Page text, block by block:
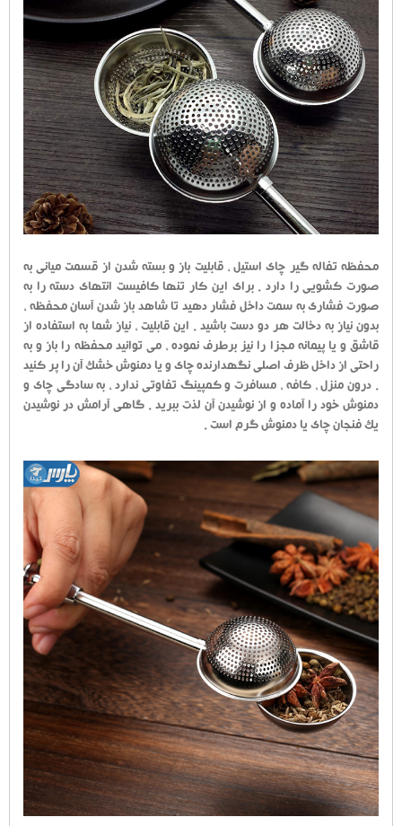
محفظه تفاله گیر چای استیل ، قابلیت باز و بسته شدن از قسمت میانی به
صورت کشویی را دارد . برای این کار تنها کافیست انتهای دسته را به
صورت فشاری به سمت داخل فشار دهید تا شاهد باز شدن آسان محفظه ،
بدون نیاز به دخالت هر دو دست باشید . این قابلیت ، نیاز شما به استفاده از
قاشق و یا پیمانه مجزا را نیز برطرف نموده ، می توانید محفظه را باز و به
راحتی از داخل ظرف اصلی نگهدارنده چای و یا دمنوش خشک آن را پر کنید
. درون منزل ، کافه ، مسافرت و کمپینگ تفاوتی ندارد ، به سادگی چای و
دمنوش خود را آماده و از نوشیدن آن لذت ببرید . گاهی آرامش در نوشیدن
یک فنجان چای یا دمنوش گرم است .